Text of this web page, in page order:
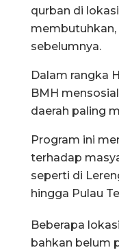
qurban di
sebelumnya.
Dalam rangka
BMH
daerah paling
Program ini
terhadap
seperti di
hingga Pulau
Beberapa
bahkan belum